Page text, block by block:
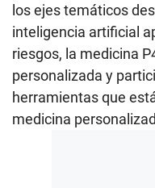
los ejes temáticos
inteligencia artificial
riesgos, la medicina
personalizada y
herramientas que
medicina